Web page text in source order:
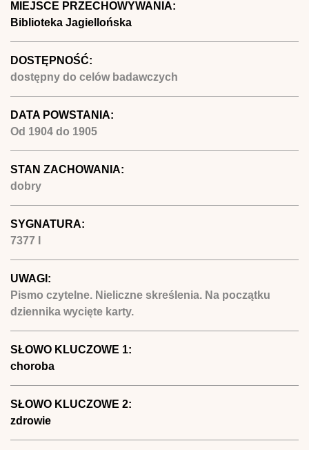
MIEJSCE PRZECHOWYWANIA:
Biblioteka Jagiellońska
DOSTĘPNOŚĆ:
dostępny do celów badawczych
DATA POWSTANIA:
Od 1904 do 1905
STAN ZACHOWANIA:
dobry
SYGNATURA:
7377 I
UWAGI:
Pismo czytelne. Nieliczne skreślenia. Na początku
dziennika wycięte karty.
SŁOWO KLUCZOWE 1:
choroba
SŁOWO KLUCZOWE 2:
zdrowie